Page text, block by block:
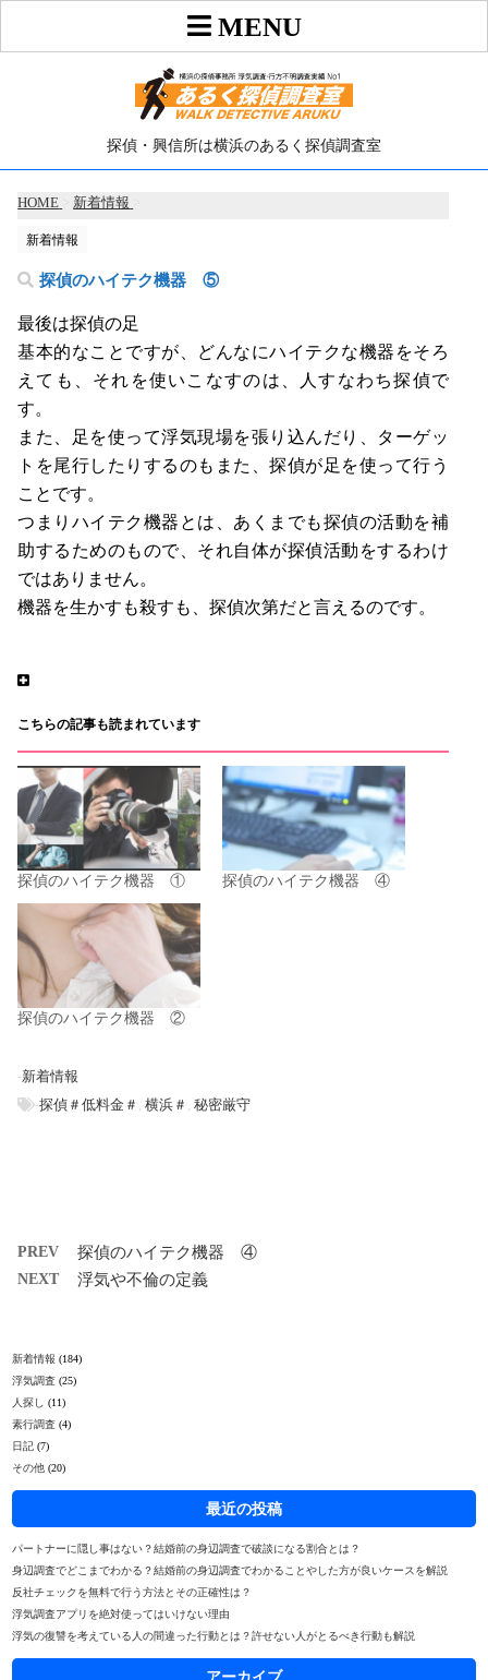
探偵・興信所は横浜のあるく探偵調査室
HOME 新着情報
新着情報
探偵のハイテク機器 ⑤
最後は探偵の足
基本的なことですが、どんなにハイテクな機器をそろ
えても、それを使いこなすのは、人すなわち探偵で
す。
また、足を使って浮気現場を張り込んだり、ターゲッ
トを尾行したりするのもまた、探偵が足を使って行う
ことです。
つまりハイテク機器とは、あくまでも探偵の活動を補
助するためのもので、それ自体が探偵活動をするわけ
ではありません。
機器を生かすも殺すも、探偵次第だと言えるのです。
こちらの記事も読まれています
探偵のハイテク機器 ① 探偵のハイテク機器 ④
探偵のハイテク機器 ②
-新着情報
-探偵＃低料金＃ ,横浜＃ ,秘密厳守
PREV 探偵のハイテク機器 ④
NEXT 浮気や不倫の定義
新着情報 (184)
浮気調査 (25)
人探し
(11)
素行調査 (4)
日記 (7)
その他 (20)
最近の投稿
パートナーに隠し事はない？結婚前の身辺調査で破談になる割合とは？
身辺調査でどこまでわかる？結婚前の身辺調査でわかることやした方が良いケースを解説
反社チェックを無料で行う方法とその正確性は？
浮気調査アプリを絶対使ってはいけない理由
浮気の復讐を考えている人の間違った行動とは？許せない人がとるべき行動も解説